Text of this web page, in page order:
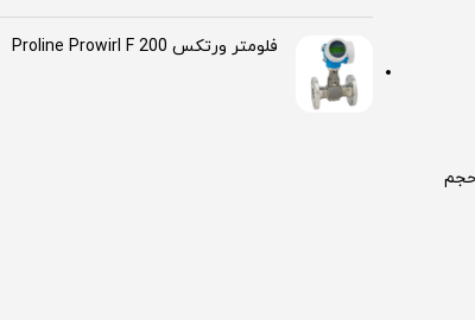
حجم
فلومتر ورتکس Proline Prowirl F 200